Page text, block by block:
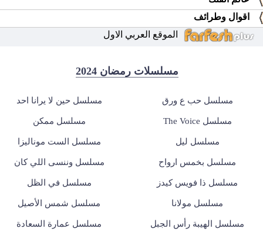
اقوال وطرائف
الموقع العربي الاول
مسلسلات رمضان 2024
مسلسل حب ع ورق مسلسل حين لا يرانا احد
مسلسل The Voice مسلسل ممكن
مسلسل ليل مسلسل الست موناليزا
مسلسل بخمس ارواح مسلسل وننسى اللي كان
مسلسل ذا فويس كيدز مسلسل في الظل
مسلسل مولانا مسلسل شمس الأصيل
مسلسل الهيبة رأس الجبل مسلسل عمارة السعادة